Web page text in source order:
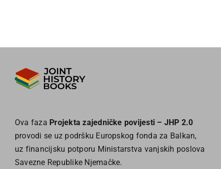
Ova faza Projekta zajedničke povijesti – JHP 2.0
provodi se uz podršku Europskog fonda za Balkan,
uz financijsku potporu Ministarstva vanjskih poslova
Savezne Republike Njemačke.